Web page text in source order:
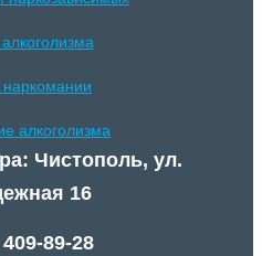
алкоголизма
Чистополь, ул.
16
89-28